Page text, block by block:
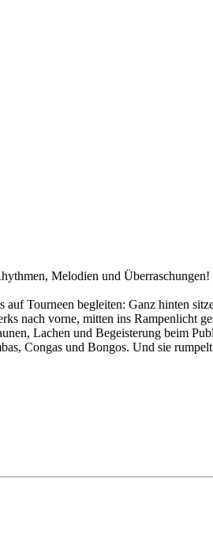
Melodien und Überraschungen!
Tourneen begleiten: Ganz hinten
nach vorne, mitten ins
Lachen und Begeisterung beim
Congas und Bongos. Und sie